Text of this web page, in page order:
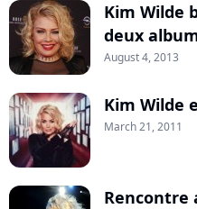
Kim Wilde
deux
August 4, 2013
Kim Wilde
March 21, 2011
Rencontre